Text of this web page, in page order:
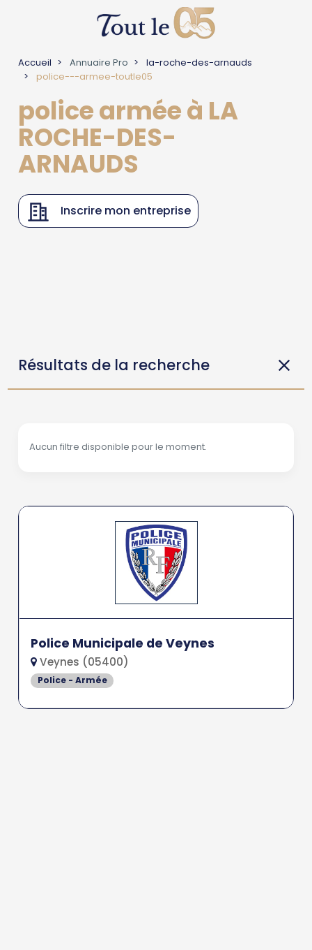
Accueil Annuaire Pro
la-roche-des-arnauds
police---armee-toutle05
police armée à LA
ROCHE-DES-
ARNAUDS
Inscrire mon entreprise
Résultats de la recherche
Aucun filtre disponible pour le moment.
Police Municipale de Veynes
Veynes (05400)
Police - Armée